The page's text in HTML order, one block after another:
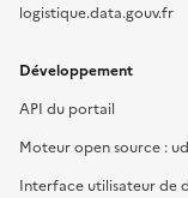
logistique.data.gouv.fr
Développement
API du portail
Moteur open source :
Interface utilisateur de